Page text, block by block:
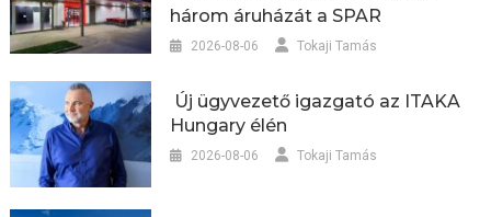
három áruházát a SPAR
2026-08-06 Tokaji Tamás
Új ügyvezető igazgató az ITAKA
Hungary élén
2026-08-06 Tokaji Tamás